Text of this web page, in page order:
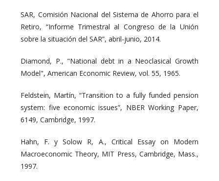
SAR, Comisión Nacional del Sistema de Ahorro para el
Retiro, “Informe Trimestral al Congreso de la Unión
sobre la situación del SAR”, abril-junio, 2014.
Diamond, P., "National debt in a Neoclasical Growth
Model", American Economic Review, vol. 55, 1965.
Feldstein, Martín, “Transition to a fully funded pension
system: five economic issues”, NBER Working Paper,
6149, Cambridge, 1997.
Hahn, F. y Solow R, A., Critical Essay on Modern
Macroeconomic Theory, MIT Press, Cambridge, Mass.,
1997.